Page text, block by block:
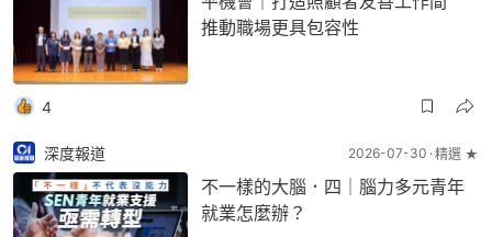
推動職場更具包容性
4
深度報道 2026-07-30 精選 ★
不一樣的大腦．四｜腦力多元青年
就業怎麼辦？